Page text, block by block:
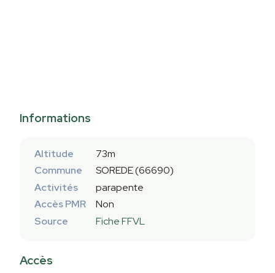
Informations
Altitude
73m
Commune
SOREDE (66690)
Activités
parapente
Accès PMR
Non
Source
Fiche FFVL
Accès